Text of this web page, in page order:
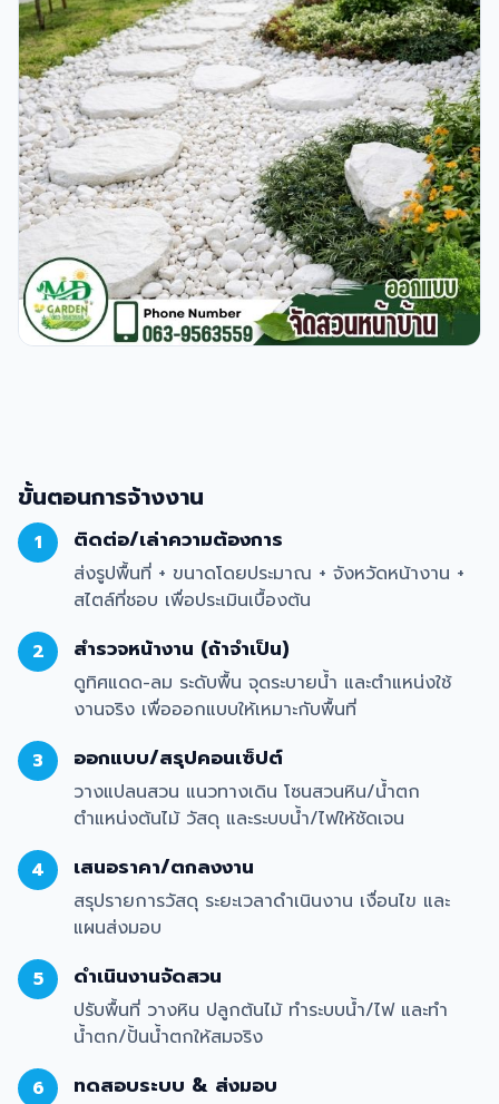
ขั้นตอนการจ้างงาน
1 ติดต่อ/เล่าความต้องการ
ส่งรูปพื้นที่ + ขนาดโดยประมาณ + จังหวัดหน้างาน +
สไตล์ที่ชอบ เพื่อประเมินเบื้องต้น
2
สำรวจหน้างาน (ถ้าจำเป็น)
ดูทิศแดด-ลม ระดับพื้น จุดระบายน้ำ และตำแหน่งใช้
งานจริง เพื่อออกแบบให้เหมาะกับพื้นที่
3
ออกแบบ/สรุปคอนเซ็ปต์
วางแปลนสวน แนวทางเดิน โซนสวนหิน/น้ำตก
ตำแหน่งต้นไม้ วัสดุ และระบบน้ำ/ไฟให้ชัดเจน
4
เสนอราคา/ตกลงงาน
สรุปรายการวัสดุ ระยะเวลาดำเนินงาน เงื่อนไข และ
แผนส่งมอบ
5
ดำเนินงานจัดสวน
ปรับพื้นที่ วางหิน ปลูกต้นไม้ ทำระบบน้ำ/ไฟ และทำ
น้ำตก/ปั้นน้ำตกให้สมจริง
6
ทดสอบระบบ & ส่งมอบ